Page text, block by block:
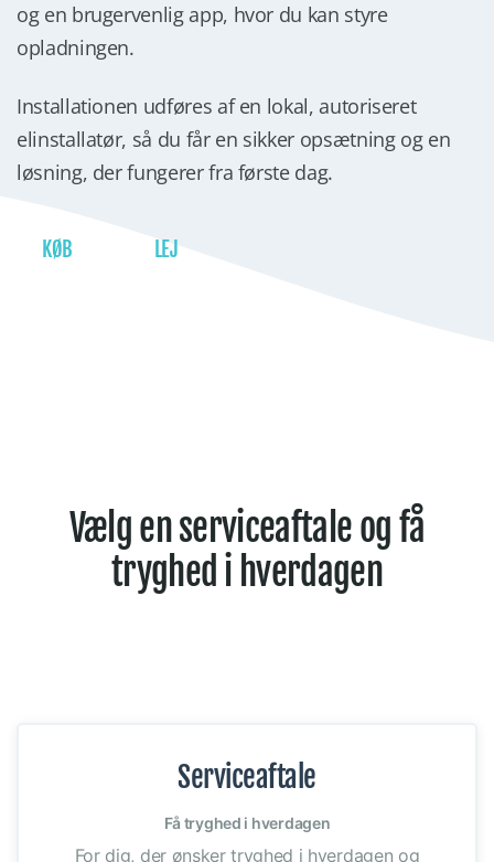
og en brugervenlig app, hvor du kan styre
opladningen.
Installationen udføres af en lokal, autoriseret
elinstallatør, så du får en sikker opsætning og en
løsning, der fungerer fra første dag.
KØB LEJ
Vælg en serviceaftale og få
tryghed i hverdagen
Serviceaftale
Få tryghed i hverdagen
For dig, der ønsker tryghed i hverdagen og